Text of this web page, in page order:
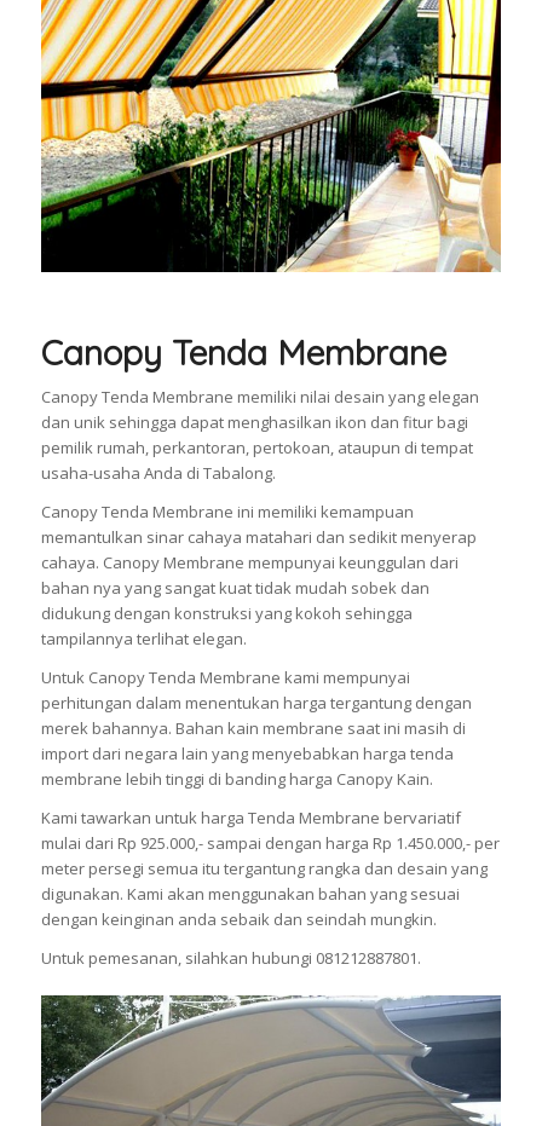
Canopy Tenda Membrane
Canopy Tenda Membrane memiliki nilai desain yang elegan
dan unik sehingga dapat menghasilkan ikon dan fitur bagi
pemilik rumah, perkantoran, pertokoan, ataupun di tempat
usaha-usaha Anda di Tabalong.
Canopy Tenda Membrane ini memiliki kemampuan
memantulkan sinar cahaya matahari dan sedikit menyerap
cahaya. Canopy Membrane mempunyai keunggulan dari
bahan nya yang sangat kuat tidak mudah sobek dan
didukung dengan konstruksi yang kokoh sehingga
tampilannya terlihat elegan.
Untuk Canopy Tenda Membrane kami mempunyai
perhitungan dalam menentukan harga tergantung dengan
merek bahannya. Bahan kain membrane saat ini masih di
import dari negara lain yang menyebabkan harga tenda
membrane lebih tinggi di banding harga Canopy Kain.
Kami tawarkan untuk harga Tenda Membrane bervariatif
mulai dari Rp 925.000,- sampai dengan harga Rp 1.450.000,- per
meter persegi semua itu tergantung rangka dan desain yang
digunakan. Kami akan menggunakan bahan yang sesuai
dengan keinginan anda sebaik dan seindah mungkin.
Untuk pemesanan, silahkan hubungi 081212887801.